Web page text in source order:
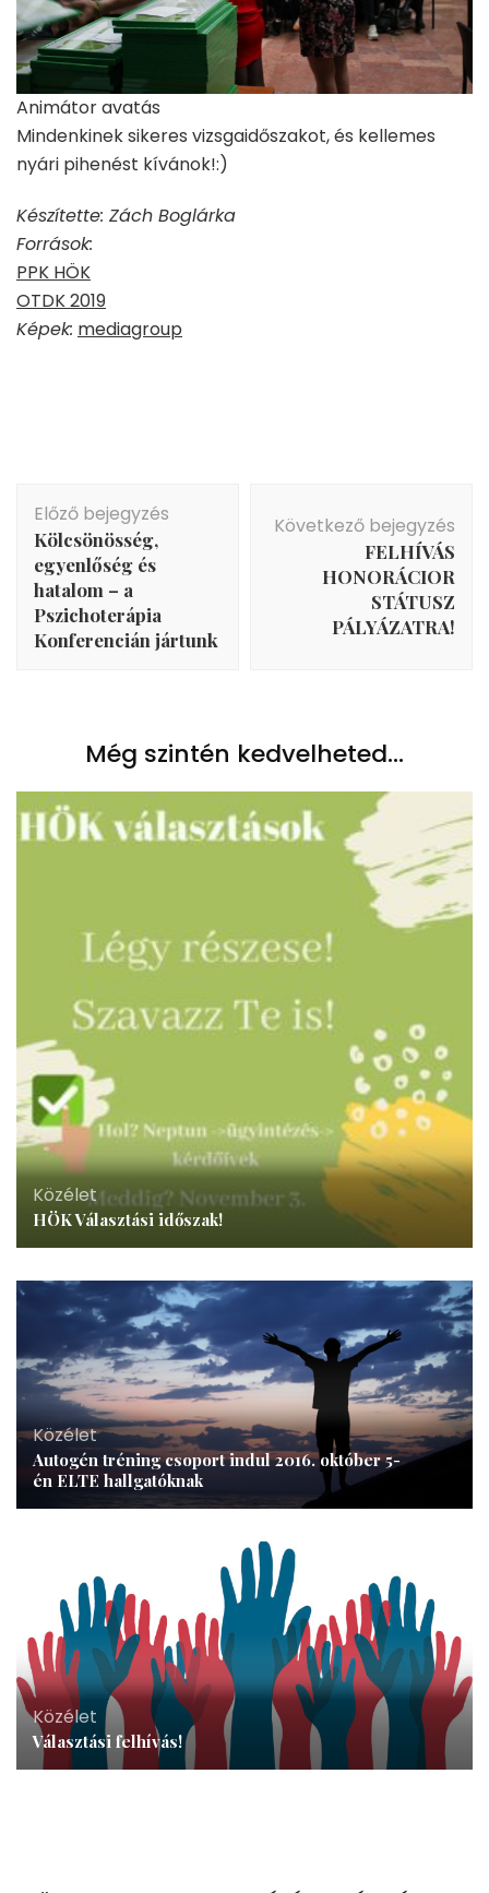
Animátor avatás
Mindenkinek sikeres vizsgaidőszakot, és kellemes
nyári pihenést kívánok!:)
Készítette: Zách Boglárka
Források:
PPK HÖK
OTDK 2019
Képek: mediagroup
Bejegyzés
navigáció
Előző bejegyzés
Kölcsönösség,
egyenlőség és
hatalom – a
Pszichoterápia
Konferencián jártunk
Következő bejegyzés
FELHÍVÁS
HONORÁCIOR
STÁTUSZ
PÁLYÁZATRA!
Még szintén kedvelheted...
Közélet
HÖK Választási időszak!
Közélet
Autogén tréning csoport indul 2016. október 5­
én ELTE hallgatóknak
Közélet
Választási felhívás!